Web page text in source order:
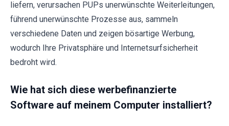
liefern, verursachen PUPs unerwünschte Weiterleitungen,
führend unerwünschte Prozesse aus, sammeln
verschiedene Daten und zeigen bösartige Werbung,
wodurch Ihre Privatsphäre und Internetsurfsicherheit
bedroht wird.
Wie hat sich diese werbefinanzierte
Software auf meinem Computer installiert?